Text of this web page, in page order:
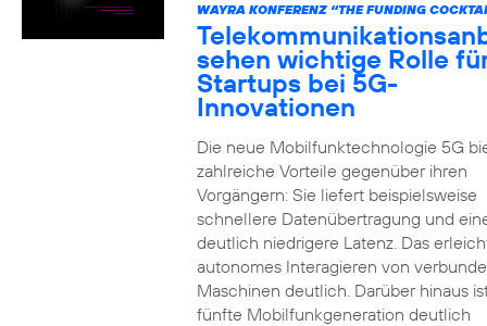
WAYRA KONFERENZ “THE FUNDING
sehen wichtige Rolle
Startups bei 5G-
Innovationen
Die neue Mobilfunktechnologie 5G
zahlreiche Vorteile gegenüber ihren
Vorgängern: Sie liefert beispielsweise
schnellere Datenübertragung und
deutlich niedrigere Latenz. Das
autonomes Interagieren von
Maschinen deutlich. Darüber hinaus
fünfte Mobilfunkgeneration deutlich